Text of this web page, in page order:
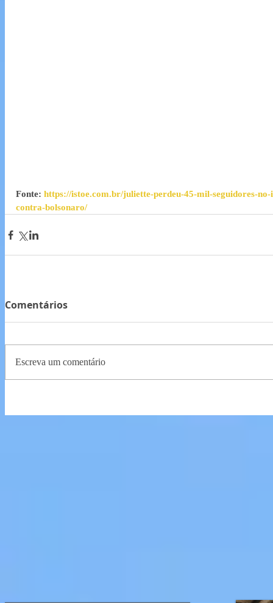
Fonte: https://istoe.com.br/juliette-perdeu-45-mil-seguidores-
contra-bolsonaro/
Comentários
Escreva um comentário